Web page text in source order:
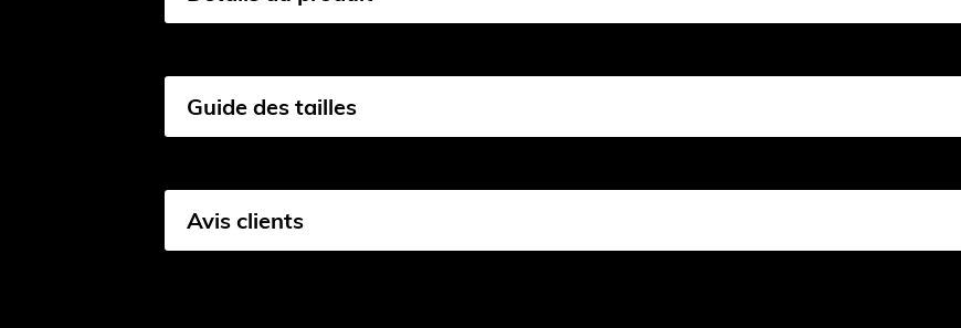
Guide des tailles
Avis clients